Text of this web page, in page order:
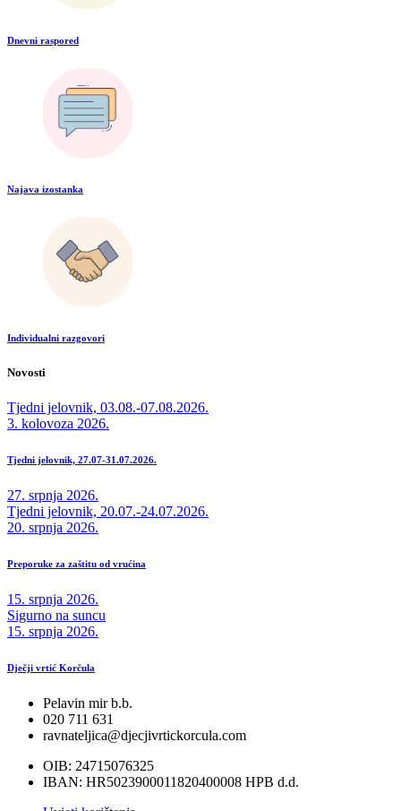
Dnevni raspored
Najava izostanka
Individualni razgovori
Novosti
Tjedni jelovnik, 03.08.-07.08.2026.
3. kolovoza 2026.
Tjedni jelovnik, 27.07-31.07.2026.
27. srpnja 2026.
Tjedni jelovnik, 20.07.-24.07.2026.
20. srpnja 2026.
Preporuke za zaštitu od vrućina
15. srpnja 2026.
Sigurno na suncu
15. srpnja 2026.
Dječji vrtić Korčula
Pelavin mir b.b.
020 711 631
ravnateljica@djecjivrtickorcula.com
OIB: 24715076325
IBAN: HR5023900011820400008 HPB d.d.